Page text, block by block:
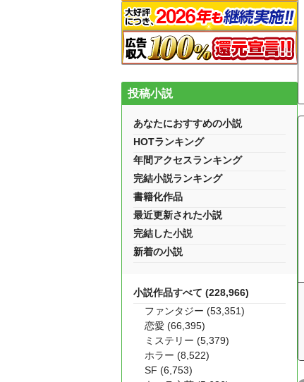
投稿小説
あなたにおすすめの小説
HOTランキング
年間アクセスランキング
完結小説ランキング
書籍化作品
最近更新された小説
完結した小説
新着の小説
小説作品すべて (228,966)
ファンタジー (53,351)
恋愛 (66,395)
ミステリー (5,379)
ホラー (8,522)
SF (6,753)